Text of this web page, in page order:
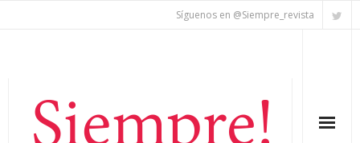
Síguenos en @Siempre_revista